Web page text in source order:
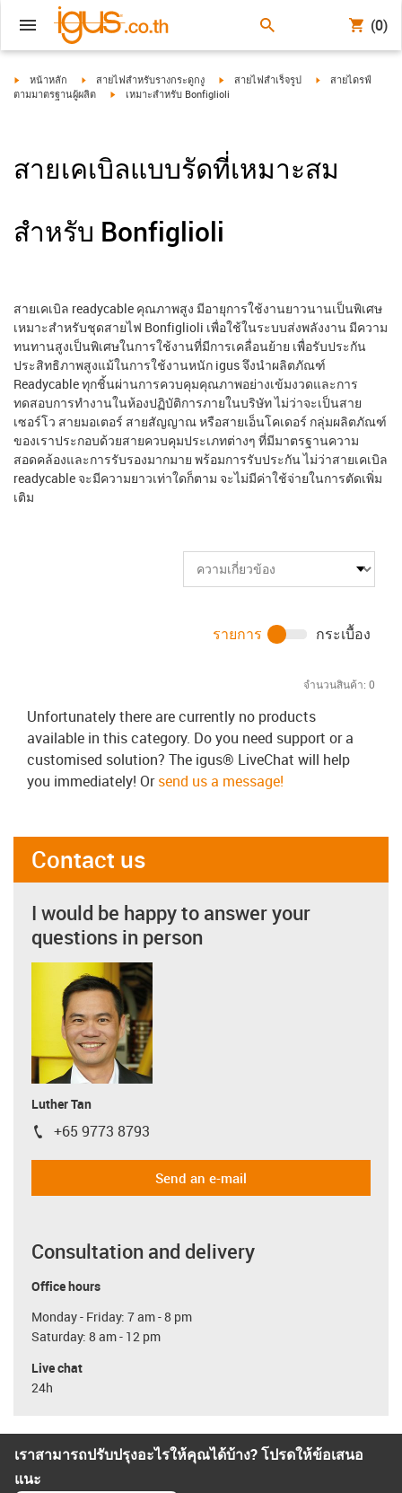
(0)
igus-icon-arrow-right
หน้าหลัก igus-icon-arrow-right
สายไฟสำหรับรางกระดูกงู igus-icon-arrow-right
สายไฟสำเร็จรูป igus-icon-arrow-
สายไดรฟ์
ตามมาตรฐานผู้ผลิต
igus-icon-arrow-right
เหมาะสำหรับ Bonfiglioli
สายเคเบิลแบบรัดที่เหมาะสม
สำหรับ Bonfiglioli
สายเคเบิล readycable คุณภาพสูง มีอายุการใช้งานยาวนานเป็นพิเศษ
เหมาะสำหรับชุดสายไฟ Bonfiglioli เพื่อใช้ในระบบส่งพลังงาน มีความ
ทนทานสูงเป็นพิเศษในการใช้งานที่มีการเคลื่อนย้าย เพื่อรับประกัน
ประสิทธิภาพสูงแม้ในการใช้งานหนัก igus จึงนำผลิตภัณฑ์
Readycable ทุกชิ้นผ่านการควบคุมคุณภาพอย่างเข้มงวดและการ
ทดสอบการทำงานในห้องปฏิบัติการภายในบริษัท ไม่ว่าจะเป็นสาย
เซอร์โว สายมอเตอร์ สายสัญญาณ หรือสายเอ็นโคเดอร์ กลุ่มผลิตภัณฑ์
ของเราประกอบด้วยสายควบคุมประเภทต่างๆ ที่มีมาตรฐานความ
สอดคล้องและการรับรองมากมาย พร้อมการรับประกัน ไม่ว่าสายเคเบิล
readycable จะมีความยาวเท่าใดก็ตาม จะไม่มีค่าใช้จ่ายในการตัดเพิ่ม
เติม
จำนวนสินค้า: 0
รายการ กระเบื้อง
Unfortunately there are currently no products
available in this category. Do you need support or a
customised solution? The igus® LiveChat will help
you immediately! Orsend us a message!
Contact us
I would be happy to answer your
questions in person
Luther Tan
igus-icon-phone
+65 9773 8793
Send an e-mail
Consultation and delivery
Office hours
Monday - Friday: 7 am - 8 pm
Saturday: 8 am - 12 pm
Live chat
24h
เราสามารถปรับปรุงอะไรให้คุณได้บ้าง? โปรดให้ข้อเสนอ
แนะ